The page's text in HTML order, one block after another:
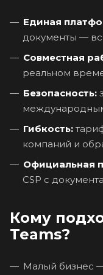
Единая
документы —
Совместная
реальном
Безопасность:
Гибкость:
компаний и
Официальная
CSP с
Кому
Teams?
Малый бизнес